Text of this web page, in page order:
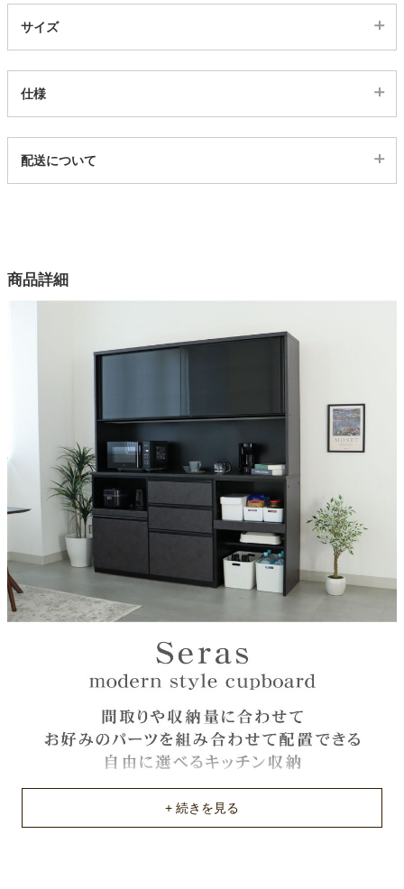
インテリア雑貨
タワー
サイズ
仕様
4203771
1色
スライド扉、転倒防止ベルト
オレフィンシート
注意
単品で使用不可能。必ず下台と合わせてご注文ください。
原産国
中国
配送について
商品詳細